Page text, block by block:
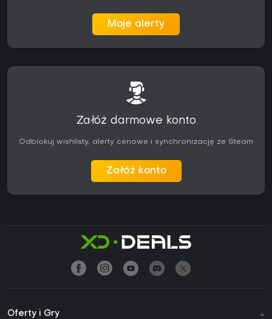
Moje alerty
Załóż darmowe konto
Odblokuj wishlisty, alerty cenowe i synchronizację ze Steam
Załóż konto
Oferty i Gry